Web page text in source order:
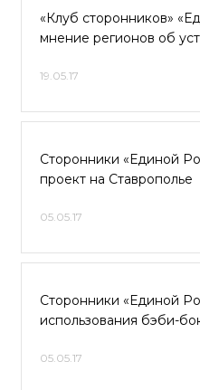
«Клуб сторонников»
мнение регионов об
19.05.17
Сторонники «Единой
проект на Ставрополье
05.05.17
Сторонники «Единой
использования бэби-
05.05.17